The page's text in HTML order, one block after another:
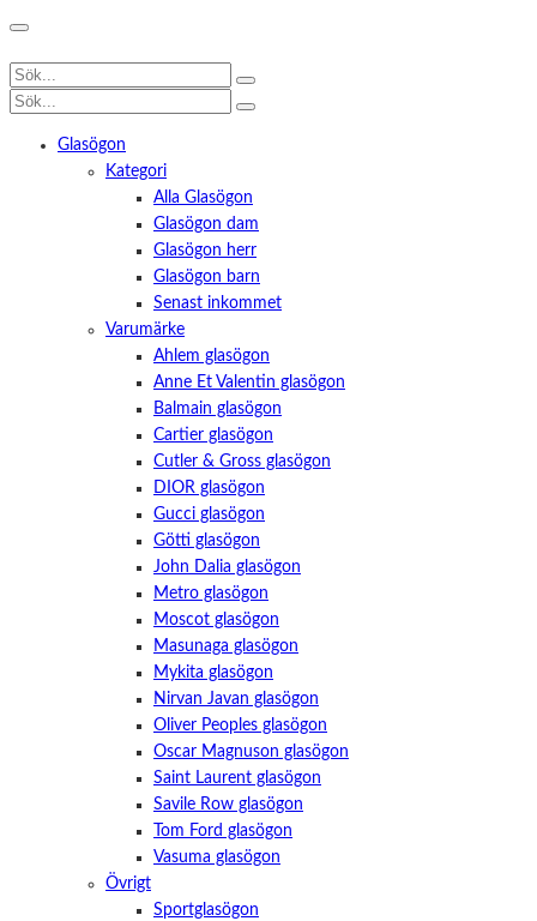
Glasögon
Kategori
Alla Glasögon
Glasögon dam
Glasögon herr
Glasögon barn
Senast inkommet
Varumärke
Ahlem glasögon
Anne Et Valentin glasögon
Balmain glasögon
Cartier glasögon
Cutler & Gross glasögon
DIOR glasögon
Gucci glasögon
Götti glasögon
John Dalia glasögon
Metro glasögon
Moscot glasögon
Masunaga glasögon
Mykita glasögon
Nirvan Javan glasögon
Oliver Peoples glasögon
Oscar Magnuson glasögon
Saint Laurent glasögon
Savile Row glasögon
Tom Ford glasögon
Vasuma glasögon
Övrigt
Sportglasögon